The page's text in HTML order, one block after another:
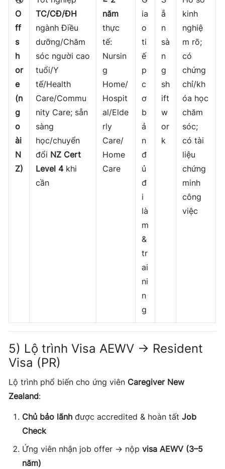
O
ff
s
h
or
e
(n
g
o
ài
N
Z)
TC/CĐ/ĐH
ngành Điều
dưỡng/Chăm
sóc người cao
tuổi/Y
tế/Health
Care/Commu
nity Care; sẵn
sàng
học/chuyển
đổi NZ Cert
Level 4 khi
cần
năm
thực
tế:
Nursin
g
Home/
Hospit
al/Elde
rly
Care/
Home
Care
ia
o
ti
ế
p
c
ơ
b
ả
n
đ
ủ
đ
i
là
m
&
tr
ai
ni
n
g
ẵ
n
sà
n
g
sh
ift
w
or
k
kinh
nghiệ
m rõ;
có
chứng
chỉ/kh
óa học
chăm
sóc;
có tài
liệu
chứng
minh
công
việc
5) Lộ trình Visa AEWV → Resident
Visa (PR)
Lộ trình phổ biến cho ứng viên Caregiver New
Zealand:
Chủ bảo lãnh được accredited & hoàn tấtJob
Check
Ứng viên nhận job offer → nộpvisa AEWV (3–5
năm)